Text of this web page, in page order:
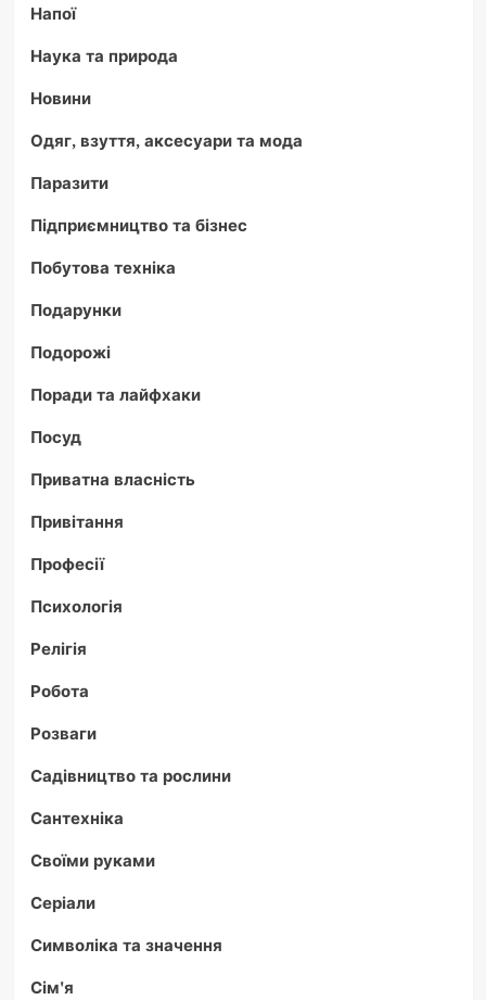
Напої
Наука та природа
Новини
Одяг, взуття, аксесуари та мода
Паразити
Підприємництво та бізнес
Побутова техніка
Подарунки
Подорожі
Поради та лайфхаки
Посуд
Приватна власність
Привітання
Професії
Психологія
Релігія
Робота
Розваги
Садівництво та рослини
Сантехніка
Своїми руками
Серіали
Символіка та значення
Сім'я